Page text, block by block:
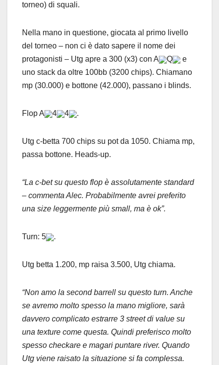
torneo) di squali.
Nella mano in questione, giocata al primo livello
del torneo – non ci è dato sapere il nome dei
protagonisti – Utg apre a 300 (x3) con A
Q
e
uno stack da oltre 100bb (3200 chips). Chiamano
mp (30.000) e bottone (42.000), passano i blinds.
Flop A 4 4 .
Utg c-betta 700 chips su pot da 1050. Chiama mp,
passa bottone. Heads-up.
“La c-bet su questo flop è assolutamente standard
– commenta Alec. Probabilmente avrei preferito
una size leggermente più small, ma è ok”.
Turn: 5 .
Utg betta 1.200, mp raisa 3.500, Utg chiama.
“Non amo la second barrell su questo turn. Anche
se avremo molto spesso la mano migliore, sarà
davvero complicato estrarre 3 street di value su
una texture come questa. Quindi preferisco molto
spesso checkare e magari puntare river. Quando
Utg viene raisato la situazione si fa complessa.